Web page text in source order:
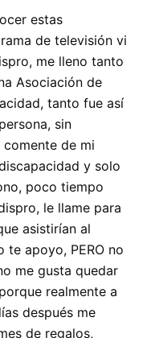
estas
de televisión vi
me lleno tanto
Asociación de
tanto fue así
sin
de mi
y solo
poco tiempo
le llame para
asistirían al
te apoyo, PERO no
me gusta quedar
realmente a
después me
de regalos,